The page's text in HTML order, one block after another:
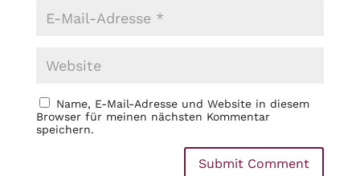
Name, E-Mail-Adresse und Website in diesem
Browser für meinen nächsten Kommentar
speichern.